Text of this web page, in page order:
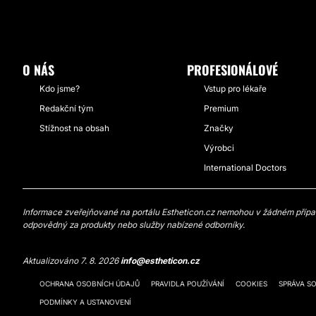
O NÁS
Kdo jsme?
Redakční tým
Stížnost na obsah
PROFESIONÁLOVÉ
Vstup pro lékaře
Premium
Značky
Výrobci
International Doctors
Informace zveřejňované na portálu Estheticon.cz nemohou v žádném
odpovědný za produkty nebo služby nabízené odborníky.
Aktualizováno 7. 8. 2026info@estheticon.cz
OCHRANA OSOBNÍCH ÚDAJŮ PRAVIDLA POUŽÍVÁNÍ COOKIES SPRÁVA
PODMÍNKY A USTANOVENÍ